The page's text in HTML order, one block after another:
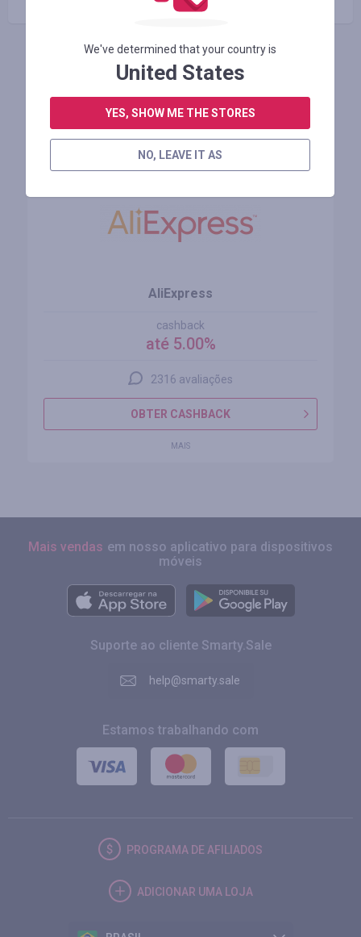
FAÇA LOGIN PARA DEIXAR UM COMENTÁRIO
Lojas similares
AliExpress
cashback
até 5.00%
2316 avaliações
OBTER CASHBACK
MAIS
Mais vendas em nosso aplicativo para dispositivos
móveis
Suporte ao cliente Smarty.Sale
help@smarty.sale
Estamos trabalhando com
PROGRAMA DE AFILIADOS
ADICIONAR UMA LOJA
We've determined that your country is
United States
YES, SHOW ME THE STORES
NO, LEAVE IT AS